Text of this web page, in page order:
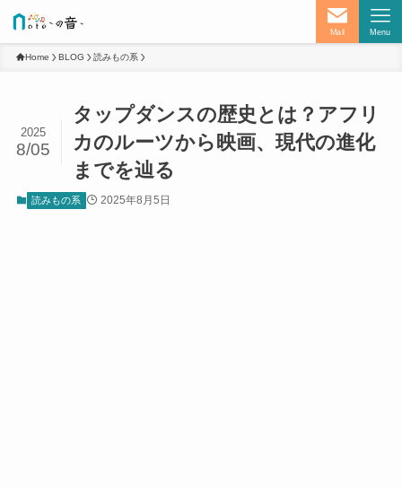
Mail Menu
Home BLOG 読みもの系
タップダンスの歴史とは？アフリ
カのルーツから映画、現代の進化
までを辿る
2025
8/05
読みもの系 2025年8月5日